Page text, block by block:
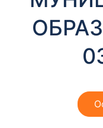
Необходимые